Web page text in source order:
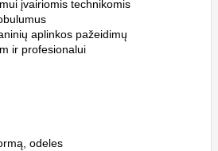
įvairiomis technikomis
aplinkos pažeidimų
ir profesionalui
odeles